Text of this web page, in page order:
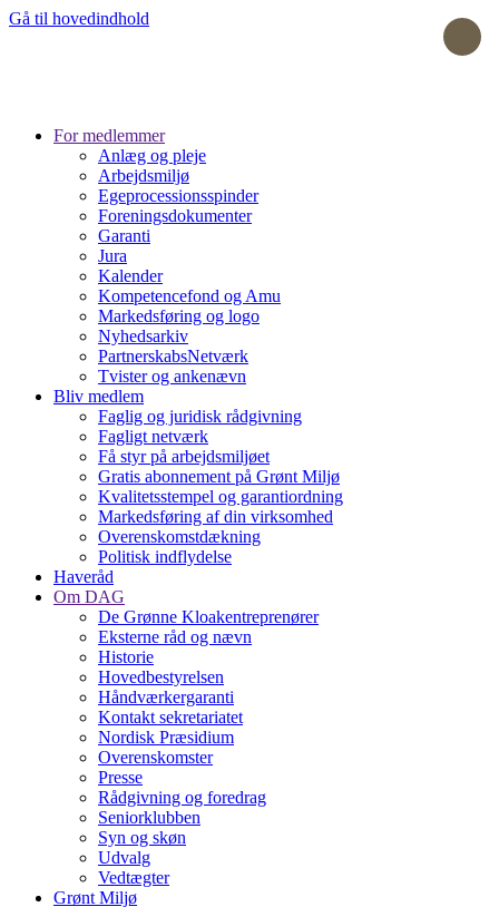
Gå til hovedindhold
For medlemmer
Anlæg og pleje
Arbejdsmiljø
Egeprocessionsspinder
Foreningsdokumenter
Garanti
Jura
Kalender
Kompetencefond og Amu
Markedsføring og logo
Nyhedsarkiv
PartnerskabsNetværk
Tvister og ankenævn
Bliv medlem
Faglig og juridisk rådgivning
Fagligt netværk
Få styr på arbejdsmiljøet
Gratis abonnement på Grønt Miljø
Kvalitetsstempel og garantiordning
Markedsføring af din virksomhed
Overenskomstdækning
Politisk indflydelse
Haveråd
Om DAG
De Grønne Kloakentreprenører
Eksterne råd og nævn
Historie
Hovedbestyrelsen
Håndværkergaranti
Kontakt sekretariatet
Nordisk Præsidium
Overenskomster
Presse
Rådgivning og foredrag
Seniorklubben
Syn og skøn
Udvalg
Vedtægter
Grønt Miljø